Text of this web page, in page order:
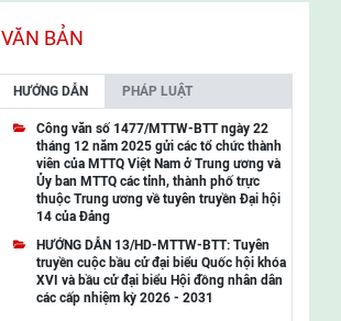
UBMTTQ Việt Nam TP. Cần Thơ
UBMTTQ Việt Nam tỉnh Quảng Ninh
UBMTTQ Việt Nam tỉnh Cao Bằng
UBMTTQ Việt Nam tỉnh Lạng Sơn
UBMTTQ Việt Nam tỉnh Lai Châu
UBMTTQ Việt Nam tỉnh Điện Biên
UBMTTQ Việt Nam tỉnh Sơn La
UBMTTQ Việt Nam tỉnh Thanh Hóa
VĂN BẢN
HƯỚNG DẪN PHÁP LUẬT
Công văn số 1477/MTTW-BTT ngày 22
tháng 12 năm 2025 gửi các tổ chức thành
viên của MTTQ Việt Nam ở Trung ương và
Ủy ban MTTQ các tỉnh, thành phố trực
thuộc Trung ương về tuyên truyền Đại hội
14 của Đảng
HƯỚNG DẪN 13/HD-MTTW-BTT: Tuyên
truyền cuộc bầu cử đại biểu Quốc hội khóa
XVI và bầu cử đại biểu Hội đồng nhân dân
các cấp nhiệm kỳ 2026 - 2031